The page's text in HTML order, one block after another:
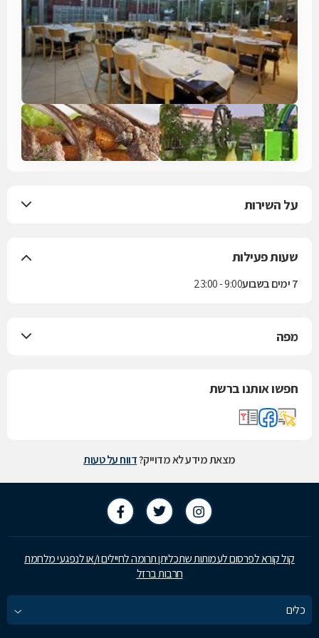
על השירות
שעות פעילות
7 ימים בשבוע 9:00 - 23:00
מפה
חפשו אותנו ברשת
מצאת מידע לא מדוייק?דווח על טעות
קול קורא לפרסום לעמותות שתכליתן תרומה לחיילים ו/או לנפגעי מלחמת
חרבות ברזל
כלים